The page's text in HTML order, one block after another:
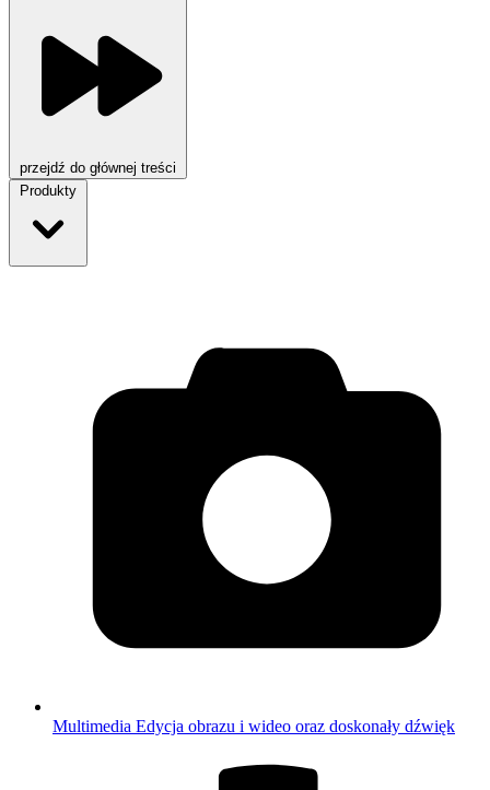
przejdź do głównej treści
Produkty
Multimedia Edycja obrazu i wideo oraz doskonały dźwięk